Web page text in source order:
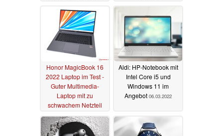
16.05.2022
Honor MagicBook 16
2022 Laptop im Test -
Guter Multimedia-
Laptop mit zu
schwachem Netzteil
20.04.2022
Aldi: HP-Notebook mit
Intel Core i5 und
Windows 11 im
Angebot 06.03.2022